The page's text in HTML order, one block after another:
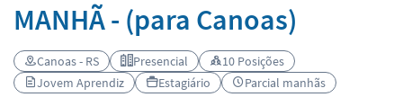
MANHÃ - (para Canoas)
Canoas - RS Presencial
10 Posições
Jovem Aprendiz
Estagiário Parcial manhãs